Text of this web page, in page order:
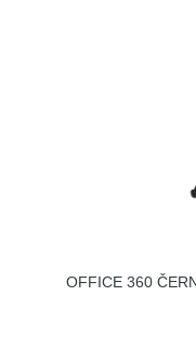
OFFICE 360